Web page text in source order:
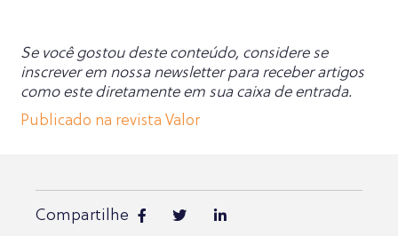
Se você gostou deste conteúdo, considere se
inscrever em nossa newsletter para receber artigos
como este diretamente em sua caixa de entrada.
Publicado na revista Valor
Compartilhe